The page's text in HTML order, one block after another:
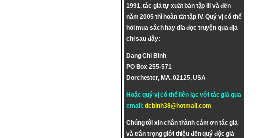
1991, tác giả tự xuất bản tập III và đến
năm 2005 thì hoàn tất tập IV. Quý vị có thể
hỏi mua sách hay dĩa đọc truyện qua địa
chỉ sau đây:
Dang Chi Binh
PO Box 255-571
Dorchester, MA. 02125, USA
Hoặc quý vị có thể liên lạc với tác giả qua
email:dcbinh38@hotmail.com
Chúng tôi xin chân thành cám ơn tác giả
và trân trọng giới thiệu đến quý độc giả